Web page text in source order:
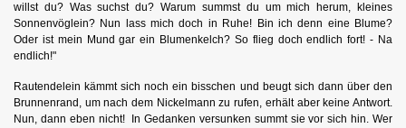
willst du? Was suchst du? Warum summst du um mich herum, kleines
Sonnenvöglein? Nun lass mich doch in Ruhe! Bin ich denn eine Blume?
Oder ist mein Mund gar ein Blumenkelch? So flieg doch endlich fort! - Na
endlich!"
Rautendelein kämmt sich noch ein bisschen und beugt sich dann über den
Brunnenrand, um nach dem Nickelmann zu rufen, erhält aber keine Antwort.
Nun, dann eben nicht! In Gedanken versunken summt sie vor sich hin. Wer